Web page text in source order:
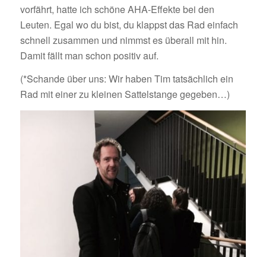
vorfährt, hatte ich schöne AHA-Effekte bei den
Leuten. Egal wo du bist, du klappst das Rad einfach
schnell zusammen und nimmst es überall mit hin.
Damit fällt man schon positiv auf.
(*Schande über uns: Wir haben Tim tatsächlich ein
Rad mit einer zu kleinen Sattelstange gegeben…)